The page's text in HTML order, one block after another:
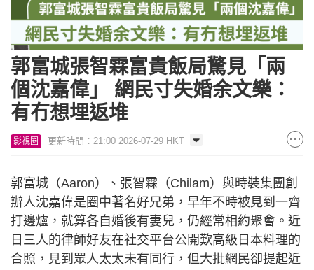
郭富城張智霖富貴飯局驚見「兩
個沈嘉偉」 網民寸失婚余文樂：
有冇想埋返堆
影視圈 更新時間：21:00 2026-07-29 HKT
郭富城（Aaron）、張智霖（Chilam）與時裝集團創
辦人沈嘉偉是圈中著名好兄弟，早年不時被見到一齊
打邊爐，就算各自婚後有妻兒，仍經常相約聚會。近
日三人的律師好友在社交平台公開歎高級日本料理的
合照，見到眾人太太未有同行，但大批網民卻提起近